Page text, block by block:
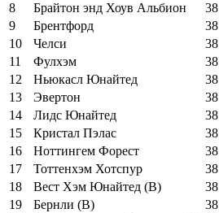
8
Брайтон энд Хоув Альбион 38
9
Брентфорд 38
10
Челси 38
11
Фулхэм 38
12
Ньюкасл Юнайтед 38
13
Эвертон 38
14
Лидс Юнайтед 38
15
Кристал Пэлас 38
16
Ноттингем Форест 38
17
Тоттенхэм Хотспур 38
18
Вест Хэм Юнайтед (В) 38
19
Бернли (В) 38